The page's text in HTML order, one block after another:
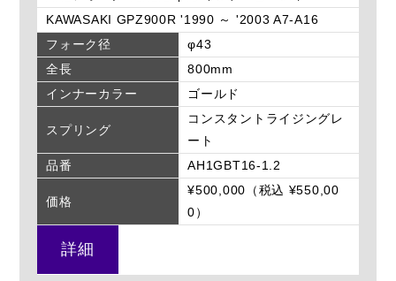
KAWASAKI GPZ900R '1990 ～ '2003 A7-A16
フォーク径
φ43
全長
800mm
インナーカラー
ゴールド
スプリング
コンスタントライジングレ
ート
品番
AH1GBT16-1.2
価格
¥500,000（税込 ¥550,00
0）
詳細